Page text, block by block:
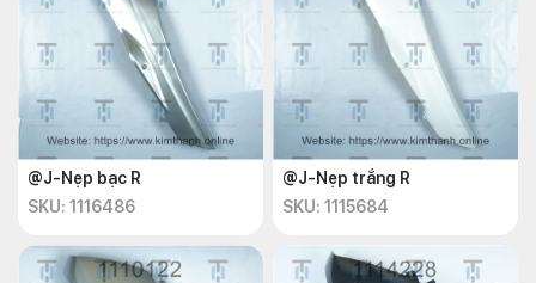
@J-Nẹp bạc R
SKU: 1116486
@J-Nẹp trắng R
SKU: 1115684